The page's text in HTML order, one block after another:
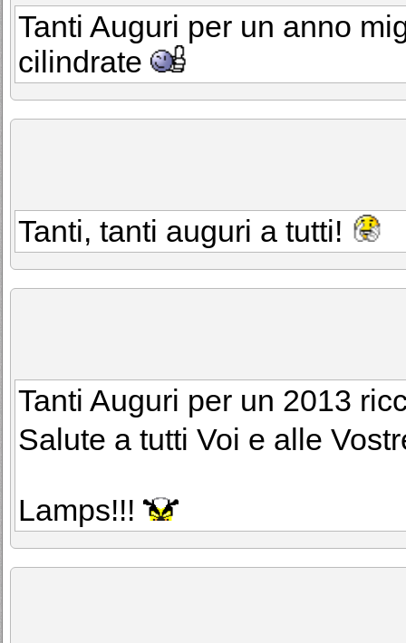
Tanti Auguri per un anno
cilindrate
Tanti, tanti auguri a tutti!
Tanti Auguri per un 2013
Salute a tutti Voi e alle
Lamps!!!